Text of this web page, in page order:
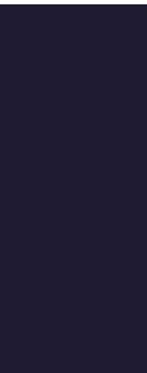
す。 地
め作
アメ
リジナ
リジ
エテ
地域
での
ま
性を
延の
可能
非
ット
しま
TCPの